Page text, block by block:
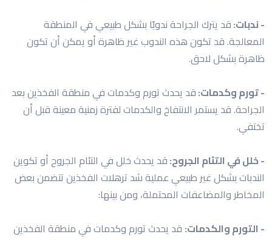
- ندبات:قد يترك الجراحة ندوبًا بشكل طبيعي في المنطقة
المعالجة. قد تكون هذه الندوب غير ظاهرة أو يمكن أن تكون
ظاهرة بشكل لاحق.
- تورم وكدمات:قد يحدث تورم وكدمات في منطقة الفخذين بعد
الجراحة. قد يستمر الانتفاخ والكدمات لفترة زمنية معينة قبل أن
تختفي.
- خلل في التئام الجروح:قد يحدث خلل في التئام الجروح أو تكوين
الندبات بشكل غير طبيعي عملية شد ترهلات الفخذين تتضمن بعض
المخاطر والمضاعفات المحتملة، ومن بينها:
- التورم والكدمات: قد يحدث تورم وكدمات في منطقة الفخذين